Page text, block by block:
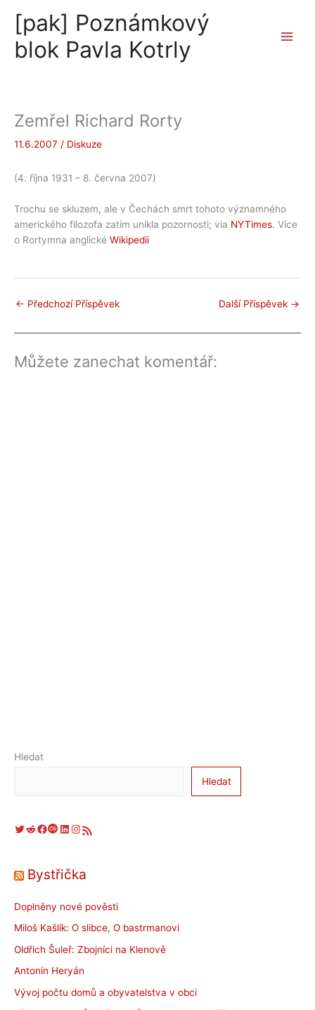
obsah
[pak] Poznámkový
blok Pavla Kotrly
Zemřel Richard Rorty
11.6.2007 / Diskuze
(4. října 1931 – 8. června 2007)
Trochu se skluzem, ale v Čechách smrt tohoto významného
amerického filozofa zatím unikla pozornosti; via NYTimes. Více
o Rortymna anglické Wikipedii
← Předchozí Příspěvek Další Příspěvek →
Můžete zanechat komentář:
Hledat
Hledat
Twitter Reddit Facebook Last.fm LinkedIn Instagram RSS zdroj
Bystřička
Doplněny nové pověsti
Miloš Kašlík: O slibce, O bastrmanovi
Oldřich Šuleř: Zbojníci na Klenově
Antonín Heryán
Vývoj počtu domů a obyvatelstva v obci